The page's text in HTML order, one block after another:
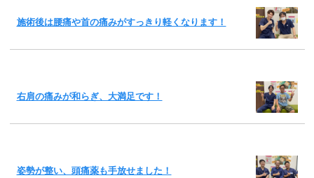
施術後は腰痛や首の痛みがすっきり軽くなります！
右肩の痛みが和らぎ、大満足です！
姿勢が整い、頭痛薬も手放せました！